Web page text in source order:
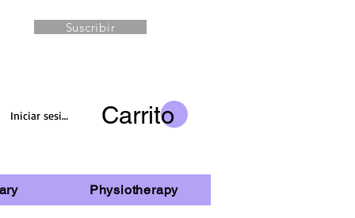
Suscribir
Iniciar sesión Carrito
Physiotherapy